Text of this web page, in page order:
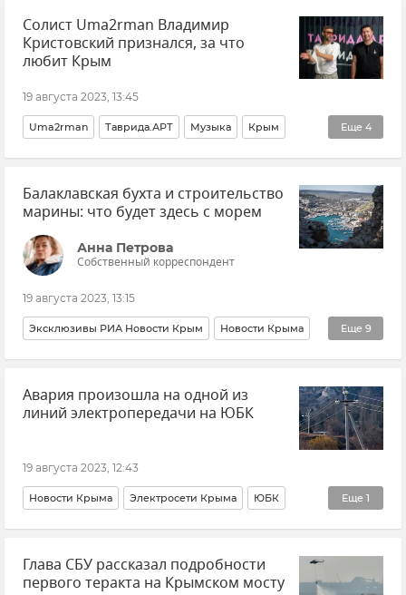
Новости СВО ВСУ (Вооруженные силы Украины)
Обстрелы ВСУ
Солист Uma2rman Владимир
Кристовский признался, за что
любит Крым
19 августа 2023, 13:45
Еще 4
Uma2rman Таврида.АРТ Музыка Крым
Общество Культура Судак Новости Крыма
Балаклавская бухта и строительство
марины: что будет здесь с морем
Анна Петрова
Собственный корреспондент
19 августа 2023, 13:15
Еще 9
Эксклюзивы РИА Новости Крым Новости Крыма
Севастополь Балаклава Алексей Петров
ИнБЮМ Наталья Орехова Экология
Владимир Путин (политик)
Авария произошла на одной из
линий электропередачи на ЮБК
19 августа 2023, 12:43
Еще 1
Новости Крыма Электросети Крыма ЮБК
Олег Крючков
Глава СБУ рассказал подробности
первого теракта на Крымском мосту